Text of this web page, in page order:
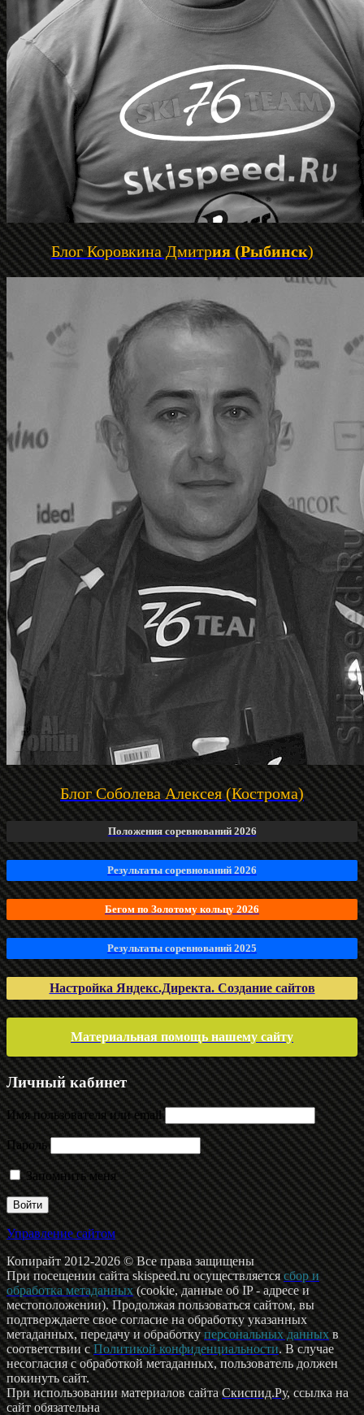
Блог Коровкина Дмитрия (Рыбинск)
Блог Соболева Алексея (Кострома)
Положения соревнований 2026
Результаты соревнований 2026
Бегом по Золотому кольцу 2026
Результаты соревнований 2025
Настройка Яндекс.Директа. Создание сайтов
Материальная помощь нашему сайту
Личный кабинет
Имя пользователя или email
Пароль
Запомнить меня
Управление сайтом
Копирайт 2012-2026 © Все права защищены
При посещении сайта skispeed.ru осуществляетсясбор и
обработка метаданных(cookie, данные об IP - адресе и
местоположении). Продолжая пользоваться сайтом, вы
подтверждаете свое согласие на обработку указанных
метаданных, передачу и обработкуперсональных данныхв
соответствии сПолитикой конфиденциальности. В случае
несогласия с обработкой метаданных, пользователь должен
покинуть сайт.
При использовании материалов сайтаСкиспид.Ру, ссылка на
сайт обязательна